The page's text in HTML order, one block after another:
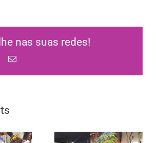
nas suas redes!
WhatsApp
Email